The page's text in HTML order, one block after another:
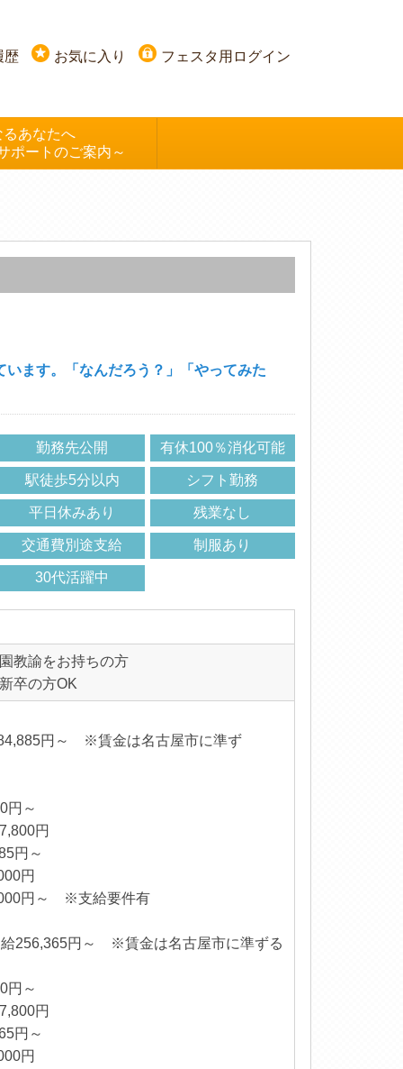
歴 お気に入り フェスタ用ログイン
あなたへ
ポートのご案内～
ます。「なんだろう？」「やってみた
勤務先公開 有休100％消化可能
駅徒歩5分以内 シフト勤務
平日休みあり 残業なし
交通費別途支給 制服あり
30代活躍中
教諭をお持ちの方
卒の方OK
円～ ※賃金は名古屋市に準ず
：232,100円～
手当：7,800円
円～
円
円～ ※支給要件有
給256,365円～ ※賃金は名古屋市に準ずる
円～
円
円～
円